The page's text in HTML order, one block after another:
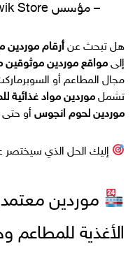
– مؤسس Techtaswik Store
هل تبحث عن أرقام موردين
إلى مواقع موردين موثوقين
مجال المطاعم أو
تشمل موردين مواد غذائية
موردين لحوم انجوس أو حتى
إليك الحل الذي
موردين
الأغذية للمطاعم